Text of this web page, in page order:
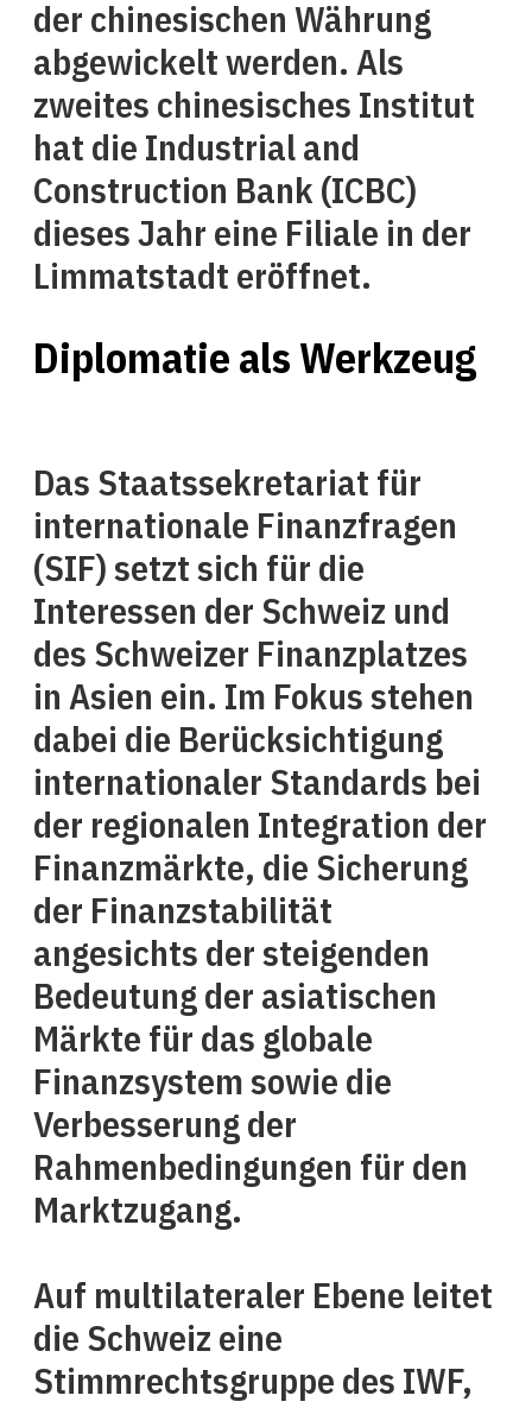
der chinesischen Währung
abgewickelt werden. Als
zweites chinesisches Institut
hat die Industrial and
Construction Bank (ICBC)
dieses Jahr eine Filiale in der
Limmatstadt eröffnet.
Diplomatie als Werkzeug
Das Staatssekretariat für
internationale Finanzfragen
(SIF) setzt sich für die
Interessen der Schweiz und
des Schweizer Finanzplatzes
in Asien ein. Im Fokus stehen
dabei die Berücksichtigung
internationaler Standards bei
der regionalen Integration der
Finanzmärkte, die Sicherung
der Finanzstabilität
angesichts der steigenden
Bedeutung der asiatischen
Märkte für das globale
Finanzsystem sowie die
Verbesserung der
Rahmenbedingungen für den
Marktzugang.
Auf multilateraler Ebene leitet
die Schweiz eine
Stimmrechtsgruppe des IWF,